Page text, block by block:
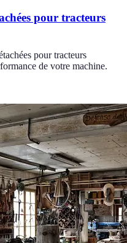
pour tracteurs
pour tracteurs
de votre machine.